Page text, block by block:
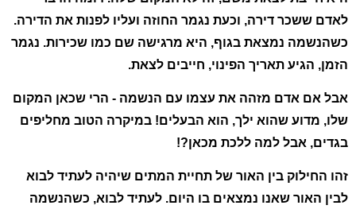
לאדם ששכר דירה, וכעת נגמר החוזה ועליו לפנות את הדירה.
כשהנשמה נמצאת בגוף, היא מרגישה שם כמו שכירות. נגמר
הזמן, הגיע תאריך הפינוי, חייבים לצאת.
אבל אם אדם מזהה את עצמו עם הנשמה - הרי שכאן המקום
שלו, מדוע שהוא ילך, הוא הבעלים! במיקרה הטוב מחליפים
בגדים, אבל למה ללכת מכאן?!
זהו החילוק בין האור של תחיית המתים שיהיה לעתיד לבוא
לבין האור שאנו נמצאים בו היום. לעתיד לבוא, כשהנשמה